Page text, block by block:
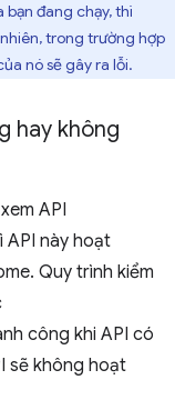
đang chạy, thì
trong trường hợp
nó sẽ gây ra lỗi.
hay không
API
này hoạt
Quy trình kiểm
công khi API có
sẽ không hoạt